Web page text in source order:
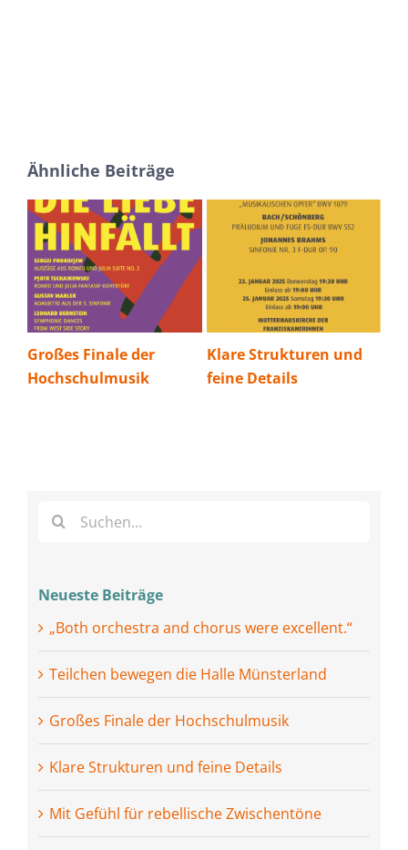
Ähnliche Beiträge
Großes Finale der
Hochschulmusik
Klare Strukturen und
feine Details
Suche
Neueste Beiträge
„Both orchestra and chorus were excellent.“
Teilchen bewegen die Halle Münsterland
Großes Finale der Hochschulmusik
Klare Strukturen und feine Details
Mit Gefühl für rebellische Zwischentöne